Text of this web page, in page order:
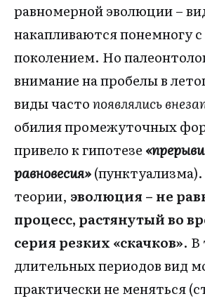
равномерной эволюции –
накапливаются понемногу
поколением. Но
внимание на пробелы в
виды частопоявлялись
обилия промежуточных
привело к гипотезе
равновесия»
теории, эволюция – не
процесс, растянутый во
серия резких «скачков». В
длительных периодов вид
практически не меняться